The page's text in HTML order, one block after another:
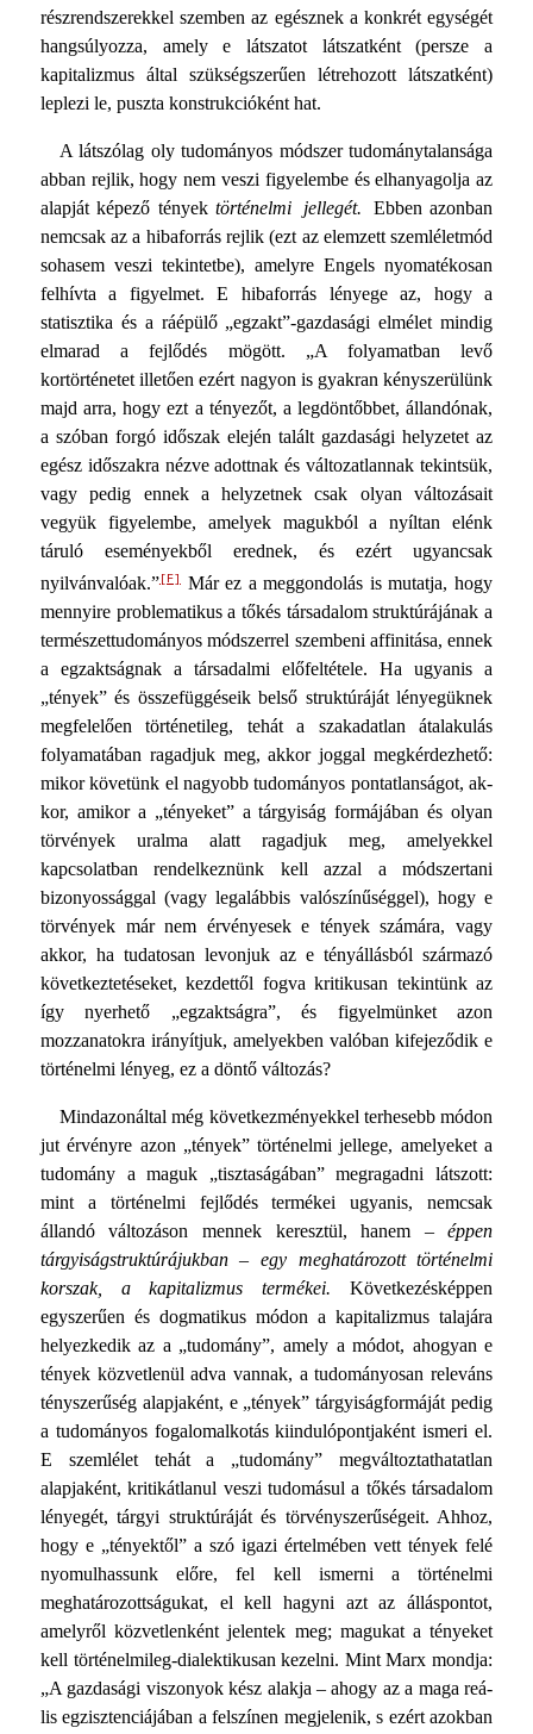
részrendszerekkel szemben az egésznek a konkrét egységét
hangsúlyozza, amely e látszatot látszatként (persze a
kapitalizmus által szükségszerűen létrehozott lát­szatként)
leplezi le, puszta konstrukcióként hat.
A látszólag oly tudományos módszer tudománytalansága
abban rejlik, hogy nem veszi figyelembe és elhanyagolja az
alapját képező tényektörténelmi jellegét. Ebben azonban
nemcsak az a hibaforrás rejlik (ezt az elemzett szemléletmód
sohasem veszi tekintetbe), amelyre Engels nyomatékosan
fel­hívta a figyelmet. E hibaforrás lényege az, hogy a
statisztika és a ráépülő „egzakt”-gazdasági elmélet mindig
elmarad a fejlődés mögött. „A folyamatban levő
kortörténetet illetően ezért nagyon is gyakran kényszerülünk
majd arra, hogy ezt a tényezőt, a legdöntőbbet, állandónak,
a szóban forgó időszak elején talált gazdasági helyzetet az
egész időszakra nézve adottnak és változatlannak tekintsük,
vagy pedig ennek a helyzetnek csak olyan változásait
vegyük figyelembe, amelyek magukból a nyíltan elénk
táruló eseményekből erednek, és ezért ugyancsak
nyilvánvalóak.”[F] Már ez a meggondolás is mutatja, hogy
mennyire problematikus a tőkés társadalom struktúrájának a
természettudományos módszerrel szembeni affinitása, ennek
a egzaktságnak a társadalmi előfeltétele. Ha ugyanis a
„tények” és összefüggéseik belső struktúráját lénye­güknek
megfelelően történetileg, tehát a szakadatlan átalaku­lás
folyamatában ragadjuk meg, akkor joggal megkérdezhető:
mikor követünk el nagyobb tudományos pontatlanságot, ak­
kor, amikor a „tényeket” a tárgyiság formájában és olyan
tör­vények uralma alatt ragadjuk meg, amelyekkel
kapcsolatban rendelkeznünk kell azzal a módszertani
bizonyossággal (vagy legalábbis valószínűséggel), hogy e
törvények már nem érvé­nyesek e tények számára, vagy
akkor, ha tudatosan levonjuk az e tényállásból származó
következtetéseket, kezdettől fogva kritikusan tekintünk az
így nyerhető „egzaktságra”, és figyelmünket azon
mozzanatokra irányítjuk, amelyekben valóban kifejeződik e
történelmi lényeg, ez a döntő változás?
Mindazonáltal még következményekkel terhesebb módon
jut érvényre azon „tények” történelmi jellege, amelyeket a
tudomány a maguk „tisztaságában” megragadni látszott:
mint a történelmi fejlődés termékei ugyanis, nemcsak
állandó változáson mennek keresztül, hanem –éppen
tárgyiságstruktúrájukban – egy meghatározott történelmi
korszak, a kapitaliz­mus termékei.Következésképpen
egyszerűen és dogmatikus módon a kapitalizmus talajára
helyezkedik az a „tudomány”, amely a módot, ahogyan e
tények közvetlenül adva vannak, a tudományosan releváns
tényszerűség alapjaként, e „tények” tárgyiságformáját pedig
a tudományos fogalomalkotás kiindu­lópontjaként ismeri el.
E szemlélet tehát a „tudomány” megváltoztathatatlan
alapjaként, kritikátlanul veszi tudomásul a tőkés társadalom
lényegét, tárgyi struktúráját és törvénysze­rűségeit. Ahhoz,
hogy e „tényektől” a szó igazi értelmében vett tények felé
nyomulhassunk előre, fel kell ismerni a tör­ténelmi
meghatározottságukat, el kell hagyni azt az álláspon­tot,
amelyről közvetlenként jelentek meg; magukat a tényeket
kell történelmileg-dialektikusan kezelni. Mint Marx mondja:
„A gazdasági viszonyok kész alakja – ahogy az a maga reá­
lis egzisztenciájában a felszínen megjelenik, s ezért azokban